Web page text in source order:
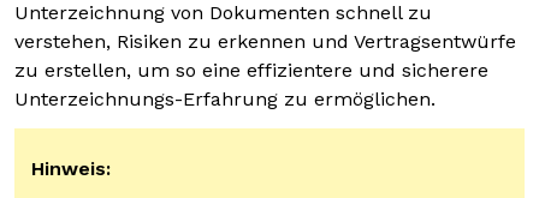
Unterzeichnung von Dokumenten schnell zu
verstehen, Risiken zu erkennen und Vertragsentwürfe
zu erstellen, um so eine effizientere und sicherere
Unterzeichnungs-Erfahrung zu ermöglichen.
Hinweis: